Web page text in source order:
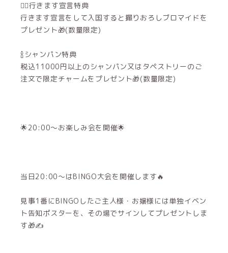
🙋‍♀️行きます宣言特典
行きます宣言をして入国すると撮りおろしブロマイドを
プレゼント🎁(数量限定)
🍾シャンパン特典
税込11000円以上のシャンパン又はタペストリーのご
注文で限定チャームをプレゼント🎁(数量限定)
🌟20:00〜お楽しみ会を開催🌟
当日20:00〜はBINGO大会を開催します🔥
見事1番にBINGOしたご主人様・お嬢様には単独イベン
ト告知ポスターを、その場でサインしてプレゼントしま
す🎁✍️